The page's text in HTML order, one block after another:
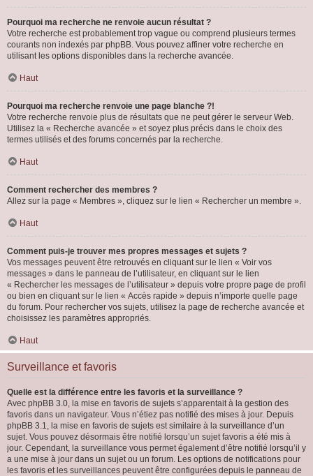
Pourquoi ma recherche ne renvoie aucun résultat ?
Votre recherche est probablement trop vague ou comprend plusieurs termes
courants non indexés par phpBB. Vous pouvez affiner votre recherche en
utilisant les options disponibles dans la recherche avancée.
Haut
Pourquoi ma recherche renvoie une page blanche ?!
Votre recherche renvoie plus de résultats que ne peut gérer le serveur Web.
Utilisez la « Recherche avancée » et soyez plus précis dans le choix des
termes utilisés et des forums concernés par la recherche.
Haut
Comment rechercher des membres ?
Allez sur la page « Membres », cliquez sur le lien « Rechercher un membre ».
Haut
Comment puis-je trouver mes propres messages et sujets ?
Vos messages peuvent être retrouvés en cliquant sur le lien « Voir vos
messages » dans le panneau de l’utilisateur, en cliquant sur le lien
« Rechercher les messages de l’utilisateur » depuis votre propre page de profil
ou bien en cliquant sur le lien « Accès rapide » depuis n’importe quelle page
du forum. Pour rechercher vos sujets, utilisez la page de recherche avancée et
choisissez les paramètres appropriés.
Haut
Surveillance et favoris
Quelle est la différence entre les favoris et la surveillance ?
Avec phpBB 3.0, la mise en favoris de sujets s’apparentait à la gestion des
favoris dans un navigateur. Vous n’étiez pas notifié des mises à jour. Depuis
phpBB 3.1, la mise en favoris de sujets est similaire à la surveillance d’un
sujet. Vous pouvez désormais être notifié lorsqu’un sujet favoris a été mis à
jour. Cependant, la surveillance vous permet également d’être notifié lorsqu’il y
a une mise à jour dans un sujet ou un forum. Les options de notifications pour
les favoris et les surveillances peuvent être configurées depuis le panneau de